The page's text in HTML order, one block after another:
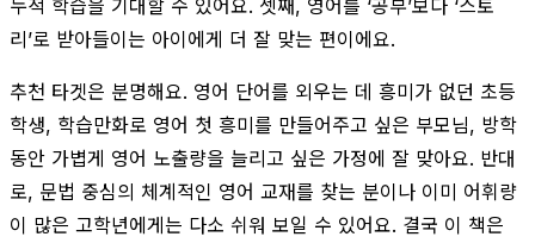
누적 학습을 기대할 수 있어요. 셋째, 영어를 ‘공부’보다 ‘스토
리’로 받아들이는 아이에게 더 잘 맞는 편이에요.
추천 타겟은 분명해요. 영어 단어를 외우는 데 흥미가 없던 초등
학생, 학습만화로 영어 첫 흥미를 만들어주고 싶은 부모님, 방학
동안 가볍게 영어 노출량을 늘리고 싶은 가정에 잘 맞아요. 반대
로, 문법 중심의 체계적인 영어 교재를 찾는 분이나 이미 어휘량
이 많은 고학년에게는 다소 쉬워 보일 수 있어요. 결국 이 책은